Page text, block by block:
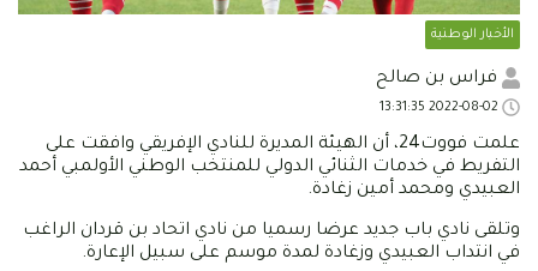
الأخبار الوطنية
فراس بن صالح
علمت فووت24، أن الهيئة المديرة للنادي الإفريقي وافقت على
التفريط في خدمات الثنائي الدولي للمنتخب الوطني الأولمبي أحمد
العبيدي ومحمد أمين زغادة.
وتلقى نادي باب جديد عرضا رسميا من نادي اتحاد بن قردان الراغب
في انتداب العبيدي وزغادة لمدة موسم على سبيل الإعارة.